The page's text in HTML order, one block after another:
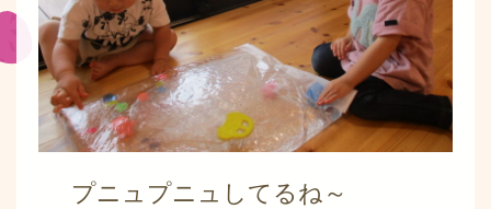
プニュプニュしてるね～